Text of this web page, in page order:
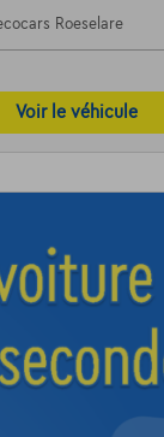
Roeselare
Voir le véhicule